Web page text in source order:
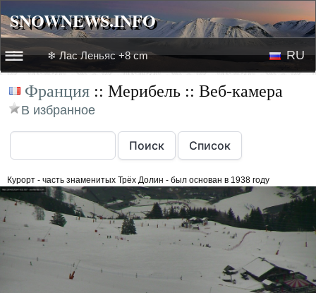
SNOWNEWS.INFO
☰☰
Новости
Лыжное видео
❄ Лас Леньяс +8 cm RU
Франция :: Мерибель :: Веб-камера
В избранное
Курорт - часть знаменитых Трёх Долин - был основан в 1938 году